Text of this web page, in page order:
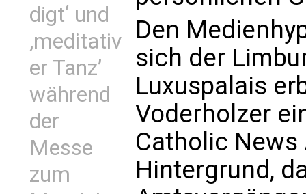
digt‘ und
‚meditativ
er Tanz’
während
der
Messe
zum
Den
sich der
Luxuspalais
Voderholzer
Catholic
Hintergrund,